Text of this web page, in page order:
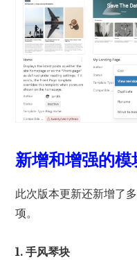
新增和增强的模
此次版本更新还新增了
项。
1. 手风琴块